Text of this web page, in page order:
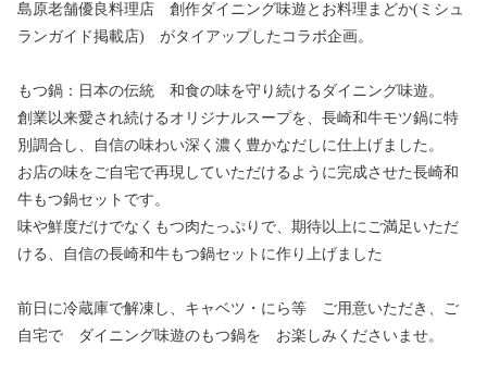
島原老舗優良料理店 創作ダイニング味遊とお料理まどか(ミシュ
ランガイド掲載店) がタイアップしたコラボ企画。
もつ鍋：日本の伝統 和食の味を守り続けるダイニング味遊。
創業以来愛され続けるオリジナルスープを、長崎和牛モツ鍋に特
別調合し、自信の味わい深く濃く豊かなだしに仕上げました。
お店の味をご自宅で再現していただけるように完成させた長崎和
牛もつ鍋セットです。
味や鮮度だけでなくもつ肉たっぷりで、期待以上にご満足いただ
ける、自信の長崎和牛もつ鍋セットに作り上げました
前日に冷蔵庫で解凍し、キャベツ・にら等 ご用意いただき、ご
自宅で ダイニング味遊のもつ鍋を お楽しみくださいませ。